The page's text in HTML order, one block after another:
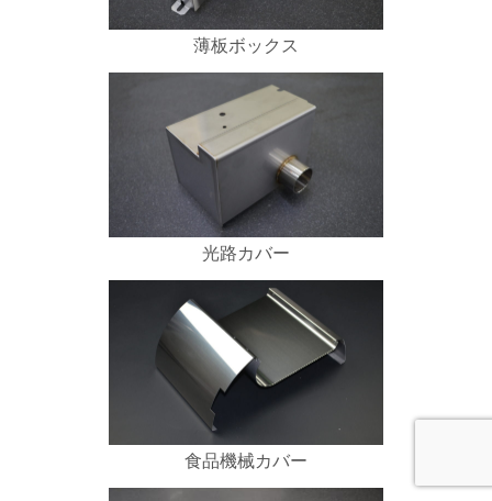
薄板ボックス
光路カバー
食品機械カバー